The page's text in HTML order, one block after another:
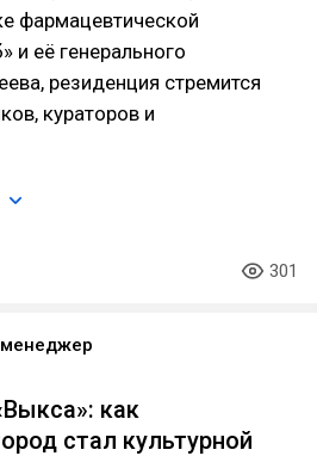
фармацевтической
и её генерального
резиденция стремится
кураторов и
301
как
стал культурной